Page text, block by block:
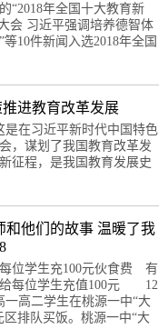
“2018年全国十大教育新
会 习近平强调培养德智体
10件新闻入选2018年全国
进教育改革发展
是在习近平新时代中国特色
，谋划了我国教育改革发
征程，是我国教育发展史
和他们的故事 温暖了我
位学生充100元伙食费 有
给每位学生充值100元 12
一高二学生在桃源一中“大
区排队买饭。桃源一中“大